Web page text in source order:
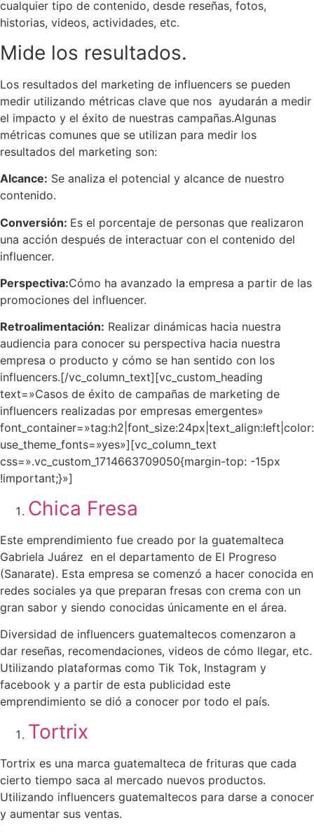
cualquier tipo de contenido, desde reseñas, fotos,
historias, videos, actividades, etc.
Mide los resultados.
Los resultados del marketing de influencers se pueden
medir utilizando métricas clave que nos ayudarán a medir
el impacto y el éxito de nuestras campañas.Algunas
métricas comunes que se utilizan para medir los
resultados del marketing son:
Alcance: Se analiza el potencial y alcance de nuestro
contenido.
Conversión: Es el porcentaje de personas que realizaron
una acción después de interactuar con el contenido del
influencer.
Perspectiva:Cómo ha avanzado la empresa a partir de las
promociones del influencer.
Retroalimentación: Realizar dinámicas hacia nuestra
audiencia para conocer su perspectiva hacia nuestra
empresa o producto y cómo se han sentido con los
influencers.[/vc_column_text][vc_custom_heading
text=»Casos de éxito de campañas de marketing de
influencers realizadas por empresas emergentes»
use_theme_fonts=»yes»][vc_column_text
css=».vc_custom_1714663709050{margin-top: -15px
!important;}»]
Chica Fresa
Este emprendimiento fue creado por la guatemalteca
Gabriela Juárez en el departamento de El Progreso
(Sanarate). Esta empresa se comenzó a hacer conocida en
redes sociales ya que preparan fresas con crema con un
gran sabor y siendo conocidas únicamente en el área.
Diversidad de influencers guatemaltecos comenzaron a
dar reseñas, recomendaciones, videos de cómo llegar, etc.
Utilizando plataformas como Tik Tok, Instagram y
facebook y a partir de esta publicidad este
emprendimiento se dió a conocer por todo el país.
Tortrix
Tortrix es una marca guatemalteca de frituras que cada
cierto tiempo saca al mercado nuevos productos.
Utilizando influencers guatemaltecos para darse a conocer
y aumentar sus ventas.